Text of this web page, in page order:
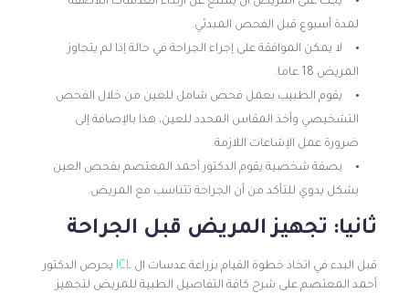
لمدة أسبوع قبل الفحص المبدئي.
لا يمكن الموافقة على إجراء الجراحة في حالة إذا لم يتجاوز
المريض 18 عاما.
يقوم الطبيب بعمل فحص شامل للعين من خلال الفحص
التشخيصي وأخذ المقاس المحدد للعين، هذا بالإضافة إلى
ضرورة عمل الإشاعات اللازمة.
بصفة شخصية يقوم الدكتور أحمد المعتصم بفحص العين
بشكل يدوي للتأكد من أن الجراحة تتناسب مع المريض.
ثانيا: تجهيز المريض قبل الجراحة
قبل البدء في اتخاذ خطوة القيام بزراعة عدسات ال ICL يحرص الدكتور
أحمد المعتصم على شرح كافة التفاصيل الطبية للمريض لتجهيز